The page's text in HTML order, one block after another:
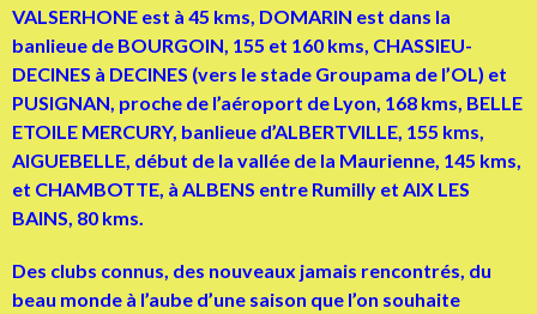
VALSERHONE est à 45 kms, DOMARIN est dans la
banlieue de BOURGOIN, 155 et 160 kms, CHASSIEU-
DECINES à DECINES (vers le stade Groupama de l’OL) et
PUSIGNAN, proche de l’aéroport de Lyon, 168 kms, BELLE
ETOILE MERCURY, banlieue d’ALBERTVILLE, 155 kms,
AIGUEBELLE, début de la vallée de la Maurienne, 145 kms,
et CHAMBOTTE, à ALBENS entre Rumilly et AIX LES
BAINS, 80 kms.
Des clubs connus, des nouveaux jamais rencontrés, du
beau monde à l’aube d’une saison que l’on souhaite